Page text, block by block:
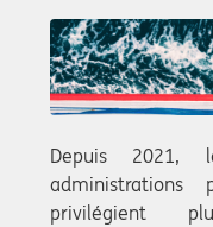
Depuis 2021,
administrations
privilégient